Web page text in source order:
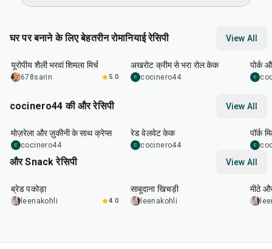
घर पर बनाने के लिए बेहतरीन रोमानियाई रेसिपी View All
30
यूरोपीय शैली भरवां शिमला मिर्च
678sarin 5.0
40 min
अखरोट क्रीम से भरा रोल केक
C cocinero44
पोर्क
C
cocinero44 की और रेसिपी View All
मोज़रेला और ज़ुकीनी के साथ क्रेप्स
C cocinero44
रेड वेलवेट केक
C cocinero44
पॉर्क
C
और Snack रेसिपी View All
15
ब्रेड पकोड़ा
leenakohli 4.0
साबूदाना खिचड़ी
leenakohli
मीठे